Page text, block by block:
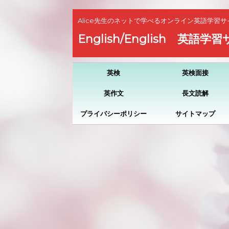
Alice先生のネットで学べるオンライン英語学習サ
English/English 英語学習
英検 英検面接
英作文 長文読解
プライバシーポリシー サイトマップ